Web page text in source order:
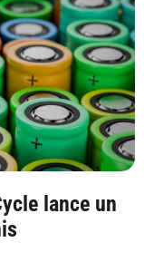
lance un